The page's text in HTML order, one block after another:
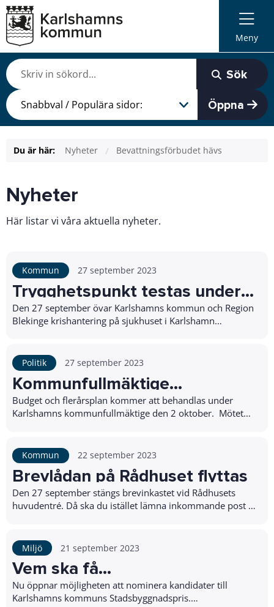
Meny
Sök
Öppna
Du är här: Nyheter Bevattningsförbudet hävs
Nyheter
Här listar vi våra aktuella nyheter.
Kommun 27 september 2023
Trygghetspunkt testas under
masskadeövning
Den 27 september övar Karlshamns kommun och Region
Blekinge krishantering på sjukhuset i Karlshamn
Politik 27 september 2023
Kommunfullmäktige
sammanträder 2 oktober
Budget och flerårsplan kommer att behandlas under
Karlshamns kommunfullmäktige den 2 oktober. Mötet
Kommun 22 september 2023
Brevlådan på Rådhuset flyttas
Den 27 september stängs brevinkastet vid Rådhusets
huvudentré. Då ska du istället lämna inkommande post i
Miljö 21 september 2023
Vem ska få
stadsbyggnadspriset 2023?
Nu öppnar möjligheten att nominera kandidater till
Karlshamns kommuns Stadsbyggnadspris.